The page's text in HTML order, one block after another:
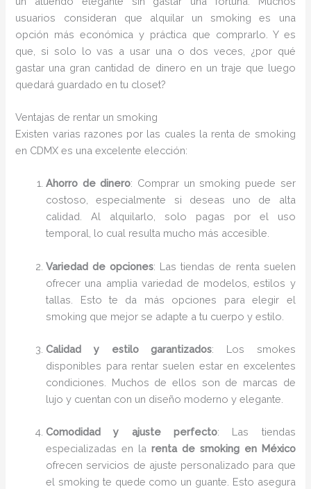
usuarios consideran que alquilar un smoking es una
opción más económica y práctica que comprarlo. Y es
que, si solo lo vas a usar una o dos veces, ¿por qué
gastar una gran cantidad de dinero en un traje que luego
quedará guardado en tu closet?
Ventajas de rentar un smoking
Existen varias razones por las cuales la renta de smoking
en CDMX es una excelente elección:
Ahorro de dinero: Comprar un smoking puede ser
costoso, especialmente si deseas uno de alta
calidad. Al alquilarlo, solo pagas por el uso
temporal, lo cual resulta mucho más accesible.
Variedad de opciones: Las tiendas de renta suelen
ofrecer una amplia variedad de modelos, estilos y
tallas. Esto te da más opciones para elegir el
smoking que mejor se adapte a tu cuerpo y estilo.
Calidad y estilo garantizados: Los smokes
disponibles para rentar suelen estar en excelentes
condiciones. Muchos de ellos son de marcas de
lujo y cuentan con un diseño moderno y elegante.
Comodidad y ajuste perfecto: Las tiendas
especializadas en la renta de smoking en México
ofrecen servicios de ajuste personalizado para que
el smoking te quede como un guante. Esto asegura